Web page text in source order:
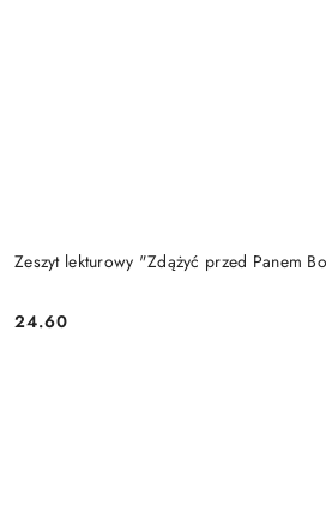
Zeszyt lekturowy "Zdążyć przed Panem
Cena:
24.60